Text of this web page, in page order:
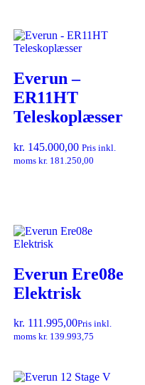
Everun –
ER11HT
Teleskoplæsser
kr. 145.000,00 Pris inkl.
moms kr. 181.250,00
Everun Ere08e
Elektrisk
kr. 111.995,00Pris inkl.
moms kr. 139.993,75